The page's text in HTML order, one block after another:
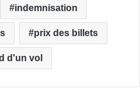
indemnisation
prix des billets
d'un vol